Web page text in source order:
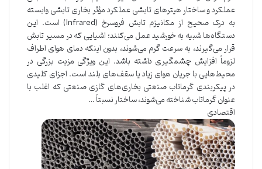
عملکرد و ساختار هیترهای تابشی عملکرد مؤثر بخاری تابشی وابسته
به درک صحیح از مکانیزم تابش فروسرخ (Infrared) است. این
دستگاه‌ها شبیه به خورشید عمل می‌کنند؛ اشیایی که در مسیر تابش
قرار می‌گیرند، به سرعت گرم می‌شوند، بدون اینکه دمای هوای اطراف
لزوماً افزایش چشمگیری داشته باشد. این ویژگی مزیت بزرگی در
محیط‌هایی با جریان هوای زیاد یا سقف‌های بلند است. اجزای کلیدی
در پیکربندی گرماتاب صنعتی بخاری‌های گازی صنعتی که اغلب با
عنوان گرماتاب شناخته می‌شوند، ساختار نسبتاً …
اقتصادی